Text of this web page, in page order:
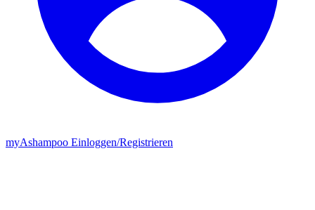
myAshampoo Einloggen/Registrieren